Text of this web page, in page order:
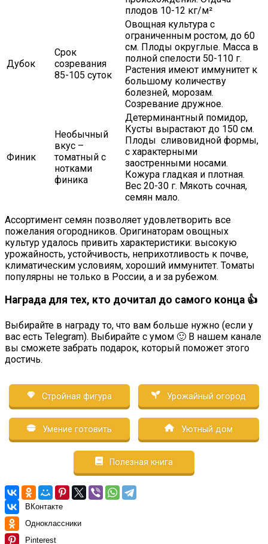
плодов 10-12 кг/м²
Дубок
Срок
созревания
85-105 суток
Овощная культура с
ограниченным ростом, до 60
см. Плоды округлые. Масса в
полной спелости 50-110 г.
Растения имеют иммунитет к
большому количеству
болезней, морозам.
Созревание дружное.
Финик
Необычный
вкус –
томатный с
нотками
финика
Детерминантный помидор,
Кусты вырастают до 150 см.
Плоды сливовидной формы,
с характерными
заостренными носами.
Кожура гладкая и плотная.
Вес 20-30 г. Мякоть сочная,
семян мало.
Ассортимент семян позволяет удовлетворить все
пожелания огородников. Оригинаторам овощных
культур удалось привить характеристики: высокую
урожайность, устойчивость, неприхотливость к почве,
климатическим условиям, хороший иммунитет. Томаты
популярны не только в России, а и за рубежом.
Награда для тех, кто дочитал до самого конца 👍
Выбирайте в награду то, что вам больше нужно (если у
вас есть Telegram). Выбирайте с умом 🙂 В нашем канале
вы сможете забрать подарок, который поможет этого
достичь.
Стройная фигура Урожайный огород
Умение готовить Уютный дом
Полезная книга
ВКонтакте
Одноклассники
Pinterest